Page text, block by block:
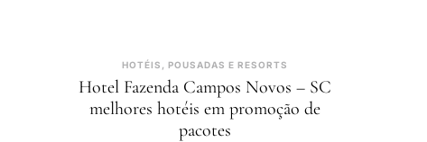
HOTÉIS, POUSADAS E RESORTS
Hotel Fazenda Campos Novos – SC
melhores hotéis em promoção de
pacotes